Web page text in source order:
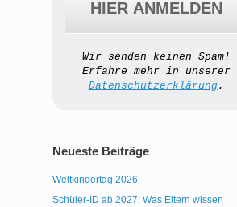
Wir senden keinen Spam!
Erfahre mehr in unserer
Datenschutzerklärung.
Neueste Beiträge
Weltkindertag 2026
Schüler-ID ab 2027: Was Eltern wissen